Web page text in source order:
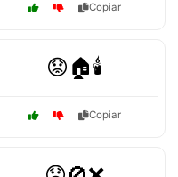
Copiar
😟🏠🕯️
Copiar